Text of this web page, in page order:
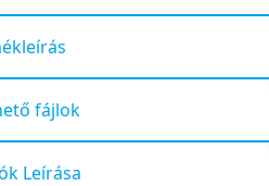
fájlok
Leírása